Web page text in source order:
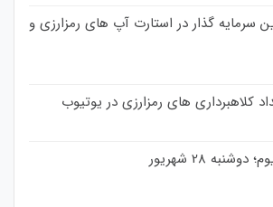
سرمایه‌ گذار در استارت‌ آپ‌ های رمزارزی و
کلاهبرداری های رمزارزی در یوتیوب
28 شهریور